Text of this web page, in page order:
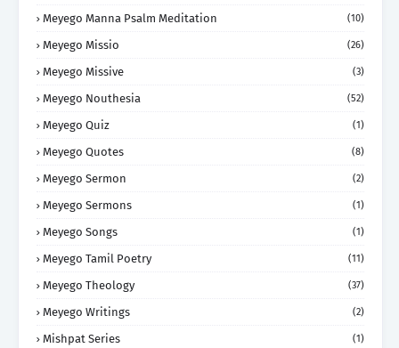
Meyego Manna Psalm Meditation (10)
Meyego Missio (26)
Meyego Missive (3)
Meyego Nouthesia (52)
Meyego Quiz (1)
Meyego Quotes (8)
Meyego Sermon (2)
Meyego Sermons (1)
Meyego Songs (1)
Meyego Tamil Poetry (11)
Meyego Theology (37)
Meyego Writings (2)
Mishpat Series (1)